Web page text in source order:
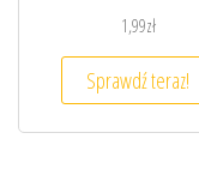
1,99zł
Sprawdź teraz!